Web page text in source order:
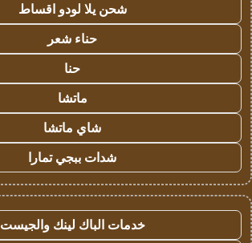
شحن يلا لودو اقساط
حناء شعر
حنا
ماتشا
شاي ماتشا
شدات ببجي تمارا
خدمات الباك لينك والجيست